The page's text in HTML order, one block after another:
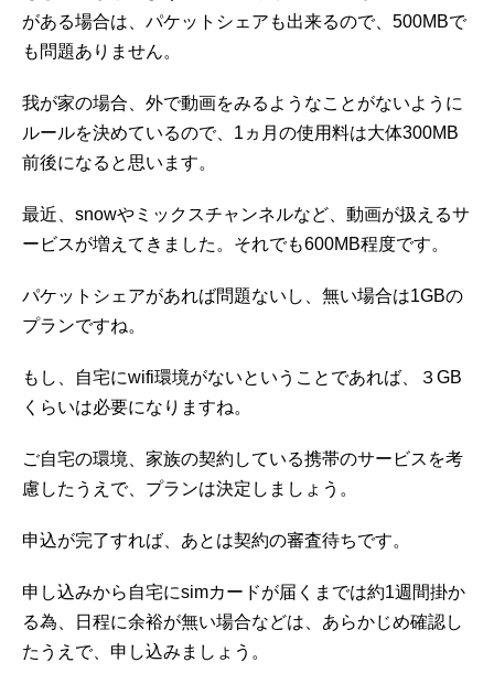
がある場合は、パケットシェアも出来るので、500MBで
も問題ありません。
我が家の場合、外で動画をみるようなことがないように
ルールを決めているので、1ヵ月の使用料は大体300MB
前後になると思います。
最近、snowやミックスチャンネルなど、動画が扱えるサ
ービスが増えてきました。それでも600MB程度です。
パケットシェアがあれば問題ないし、無い場合は1GBの
プランですね。
もし、自宅にwifi環境がないということであれば、３GB
くらいは必要になりますね。
ご自宅の環境、家族の契約している携帯のサービスを考
慮したうえで、プランは決定しましょう。
申込が完了すれば、あとは契約の審査待ちです。
申し込みから自宅にsimカードが届くまでは約1週間掛か
る為、日程に余裕が無い場合などは、あらかじめ確認し
たうえで、申し込みましょう。